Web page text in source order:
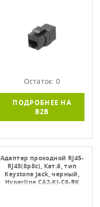
Остаток: 0
ПОДРОБНЕЕ НА
B2B
Адаптер проходной RJ45-
RJ45(8p8c), Кат.6, тип
Keystone Jack, черный,
Hyperline CA2-KJ-C6-BK